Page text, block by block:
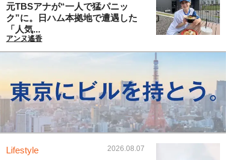
元TBSアナが“一人で猛パニッ
ク”に。日ハム本拠地で遭遇した
「人気...
アンヌ遙香
Lifestyle 2026.08.07